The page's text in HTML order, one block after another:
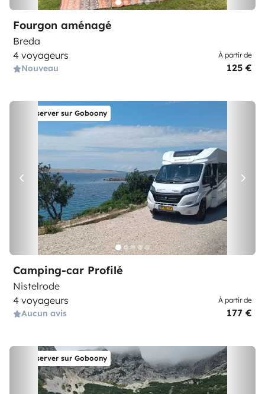
Fourgon aménagé
Breda
4 voyageurs
Nouveau
À partir de
125 €
Réserver sur Goboony
Camping-car Profilé
Nistelrode
4 voyageurs
Aucun avis
À partir de
177 €
Réserver sur Goboony